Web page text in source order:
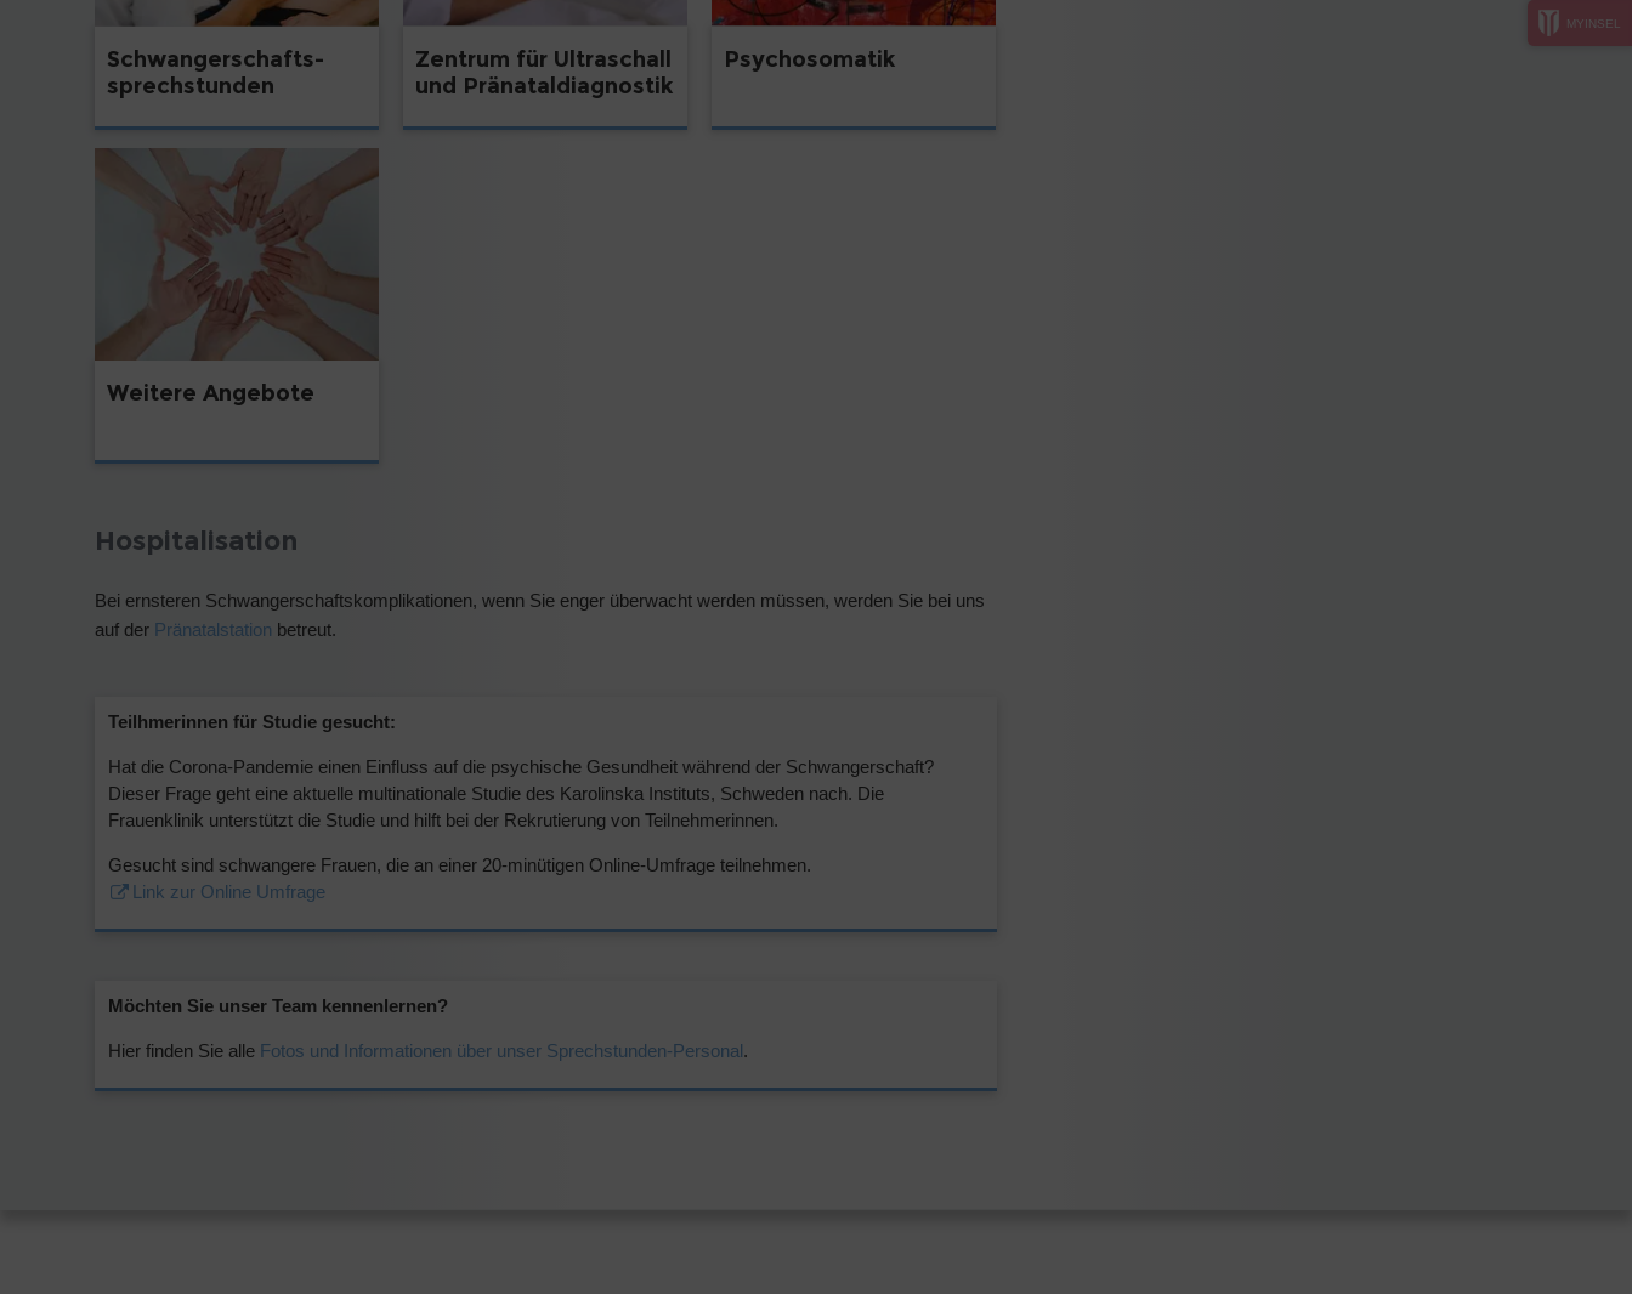
MYINSEL
Schwangerschafts-
sprechstunden
Zentrum für Ultraschall
und Pränataldiagnostik
Psychosomatik
Weitere Angebote
Hospitalisation
Bei ernsteren Schwangerschaftskomplikationen, wenn Sie enger überwacht werden müssen, werden Sie bei uns
auf der Pränatalstation betreut.
Teilhmerinnen für Studie gesucht:
Hat die Corona-Pandemie einen Einfluss auf die psychische Gesundheit während der Schwangerschaft?
Dieser Frage geht eine aktuelle multinationale Studie des Karolinska Instituts, Schweden nach. Die
Frauenklinik unterstützt die Studie und hilft bei der Rekrutierung von Teilnehmerinnen.
Gesucht sind schwangere Frauen, die an einer 20-minütigen Online-Umfrage teilnehmen.
Link zur Online Umfrage
Möchten Sie unser Team kennenlernen?
Hier finden Sie alle Fotos und Informationen über unser Sprechstunden-Personal.